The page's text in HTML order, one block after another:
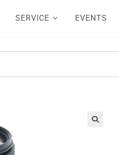
SERVICE EVENTS